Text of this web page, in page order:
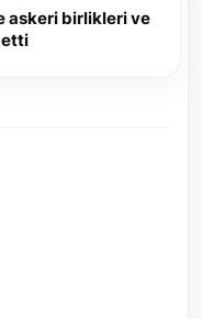
askeri birlikleri ve